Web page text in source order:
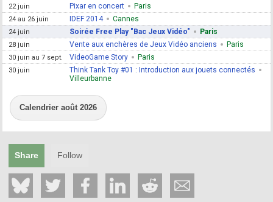
22 juin Pixar en concert Paris
24 au 26 juin IDEF 2014 Cannes
24 juin Soirée Free Play "Bac Jeux Vidéo" Paris
28 juin Vente aux enchères de Jeux Vidéo anciens Paris
30 juin au 7 sept. VideoGame Story Paris
30 juin
Think Tank Toy #01 : Introduction aux jouets connectés
Villeurbanne
Calendrier août 2026
Share Follow